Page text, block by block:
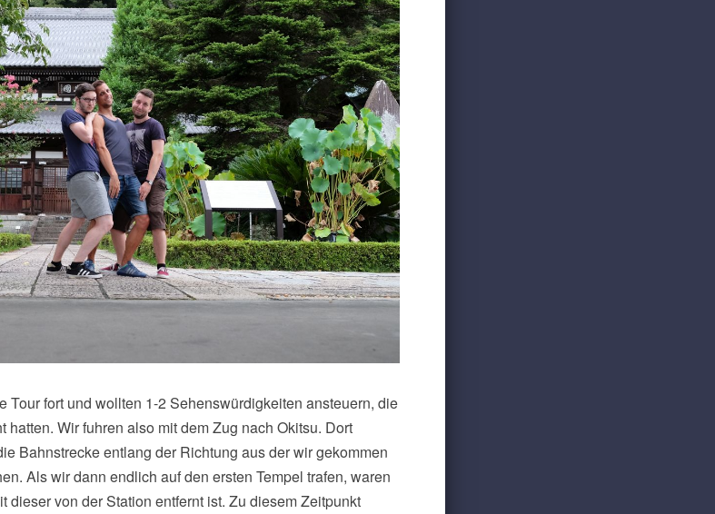
Tour fort und wollten 1-2 Sehenswürdigkeiten ansteuern, die
hatten. Wir fuhren also mit dem Zug nach Okitsu. Dort
Bahnstrecke entlang der Richtung aus der wir gekommen
Als wir dann endlich auf den ersten Tempel trafen, waren
dieser von der Station entfernt ist. Zu diesem Zeitpunkt